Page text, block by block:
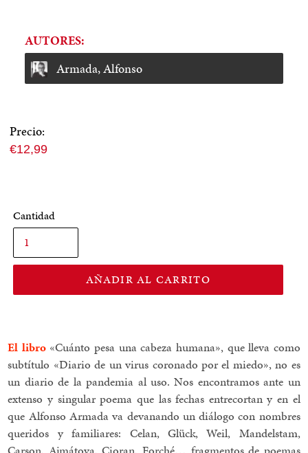
AUTORES:
Armada, Alfonso
Precio:
Precio
€12,99
Cantidad
AÑADIR AL CARRITO
El libro «Cuánto pesa una cabeza humana», que lleva como
subtítulo «Diario de un virus coronado por el miedo», no es
un diario de la pandemia al uso. Nos encontramos ante un
extenso y singular poema que las fechas entrecortan y en el
que Alfonso Armada va devanando un diálogo con nombres
queridos y familiares: Celan, Glück, Weil, Mandelstam,